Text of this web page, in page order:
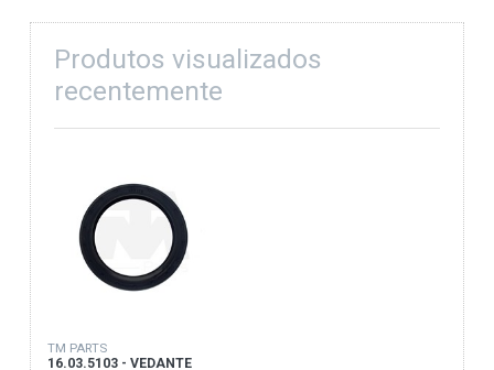
Produtos visualizados
recentemente
TM PARTS
16.03.5103 - VEDANTE